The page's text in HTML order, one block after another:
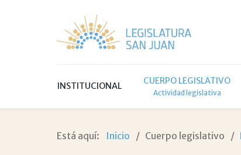
INSTITUCIONAL CUERPO LEGISLATIVO
Actividad legislativa
Está aquí: Inicio Cuerpo legislativo